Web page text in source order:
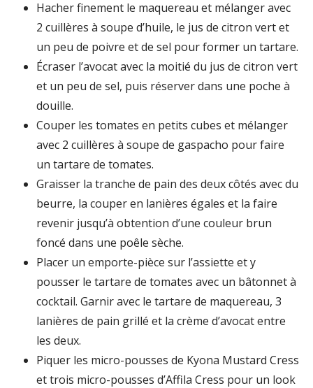
Hacher finement le maquereau et mélanger avec
2 cuillères à soupe d’huile, le jus de citron vert et
un peu de poivre et de sel pour former un tartare.
Écraser l’avocat avec la moitié du jus de citron vert
et un peu de sel, puis réserver dans une poche à
douille.
Couper les tomates en petits cubes et mélanger
avec 2 cuillères à soupe de gaspacho pour faire
un tartare de tomates.
Graisser la tranche de pain des deux côtés avec du
beurre, la couper en lanières égales et la faire
revenir jusqu’à obtention d’une couleur brun
foncé dans une poêle sèche.
Placer un emporte-pièce sur l’assiette et y
pousser le tartare de tomates avec un bâtonnet à
cocktail. Garnir avec le tartare de maquereau, 3
lanières de pain grillé et la crème d’avocat entre
les deux.
Piquer les micro-pousses de Kyona Mustard Cress
et trois micro-pousses d’Affila Cress pour un look